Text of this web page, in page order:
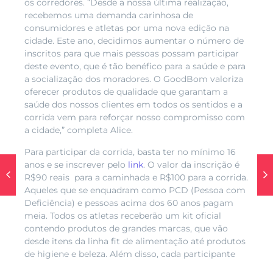
os corredores. “Desde a nossa última realização,
recebemos uma demanda carinhosa de
consumidores e atletas por uma nova edição na
cidade. Este ano, decidimos aumentar o número de
inscritos para que mais pessoas possam participar
deste evento, que é tão benéfico para a saúde e para
a socialização dos moradores. O GoodBom valoriza
oferecer produtos de qualidade que garantam a
saúde dos nossos clientes em todos os sentidos e a
corrida vem para reforçar nosso compromisso com
a cidade,” completa Alice.
Para participar da corrida, basta ter no mínimo 16
anos e se inscrever pelo link. O valor da inscrição é
R$90 reais para a caminhada e R$100 para a corrida.
Aqueles que se enquadram como PCD (Pessoa com
Deficiência) e pessoas acima dos 60 anos pagam
meia. Todos os atletas receberão um kit oficial
contendo produtos de grandes marcas, que vão
desde itens da linha fit de alimentação até produtos
de higiene e beleza. Além disso, cada participante